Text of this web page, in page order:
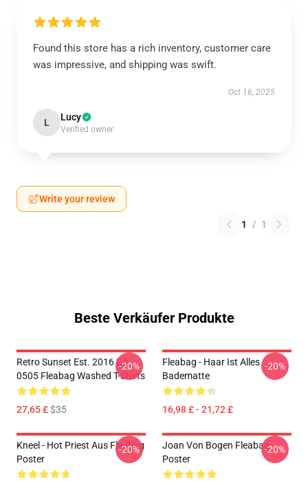
Found this store has a rich inventory, customer care
was impressive, and shipping was swift.
Oct 16, 2025
L Lucy
Verified owner
Write your review
1 / 1
Beste Verkäufer Produkte
Retro Sunset Est. 2016 LA
0505 Fleabag Washed T-Shirts
27,65 £$35
-20%
Fleabag - Haar Ist Alles
Badematte
16,98 £ - 21,72 £
-20%
Kneel - Hot Priest Aus Fleabag
Poster
-20%
Joan Von Bogen Fleabag
Poster
-20%